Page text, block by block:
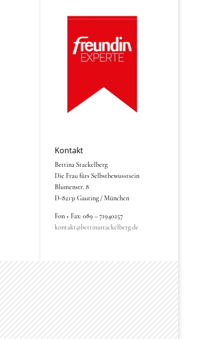
Kontakt
Bettina Stackelberg
Die Frau fürs Selbstbewusstsein
Blumenstr. 8
D-82131 Gauting / München
Fon + Fax: 089 – 71940257
kontakt@bettinastackelberg.de